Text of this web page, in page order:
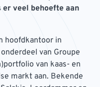
veel behoefte aan
hoofdkantoor in
van Groupe
van kaas- en
markt aan. Bekende